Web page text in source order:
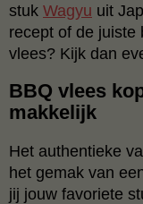
stuk Wagyu uit
recept of de juiste
vlees? Kijk dan
BBQ vlees
makkelijk
Het authentieke
het gemak van
jij jouw favoriete